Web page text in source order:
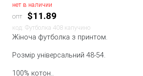
нет в наличии
опт $11.89
код: Футболка 408 капучино
Жіноча футболка з принтом.
Розмір універсальний 48-54.
100% котон..